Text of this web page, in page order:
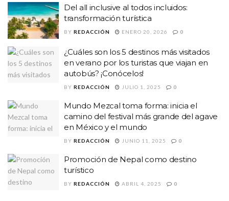
Del all inclusive al todos incluidos:
transformación turística
BY REDACCIÓN ENERO 20, 2026 0
¿Cuáles son los 5 destinos más visitados
en verano por los turistas que viajan en
autobús? ¡Conócelos!
BY REDACCIÓN JULIO 1, 2025 0
Mundo Mezcal toma forma: inicia el
camino del festival más grande del agave
en México y el mundo
BY REDACCIÓN JUNIO 11, 2025 0
Promoción de Nepal como destino
turístico
BY REDACCIÓN ABRIL 4, 2025 0